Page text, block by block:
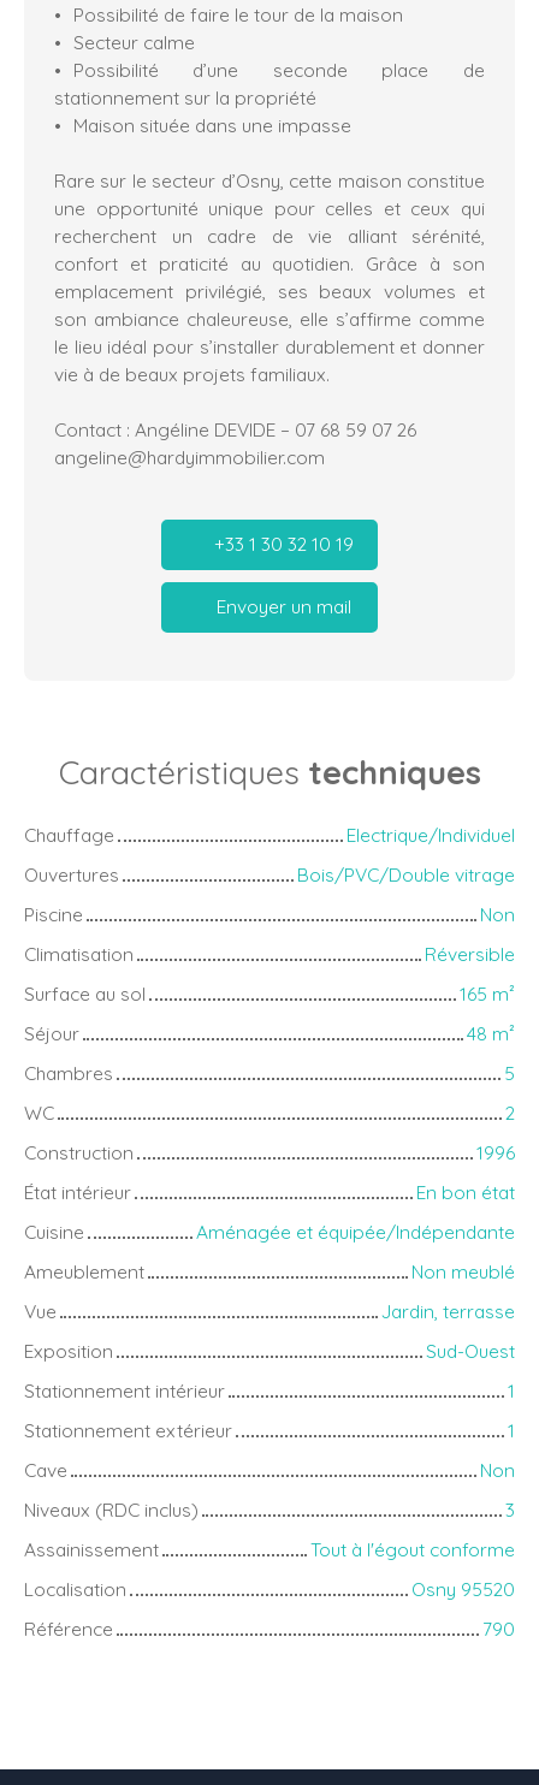
Possibilité de faire le tour de la maison
Secteur calme
Possibilité d’une seconde place de
stationnement sur la propriété
Maison située dans une impasse
Rare sur le secteur d’Osny, cette maison constitue
une opportunité unique pour celles et ceux qui
recherchent un cadre de vie alliant sérénité,
confort et praticité au quotidien. Grâce à son
emplacement privilégié, ses beaux volumes et
son ambiance chaleureuse, elle s’affirme comme
le lieu idéal pour s’installer durablement et donner
vie à de beaux projets familiaux.
Contact : Angéline DEVIDE – 07 68 59 07 26
angeline@hardyimmobilier.com
+33 1 30 32 10 19
Envoyer un mail
Caractéristiques techniques
Chauffage
Electrique/Individuel
Ouvertures
Bois/PVC/Double vitrage
Piscine
Non
Climatisation
Réversible
Surface au sol
165 m²
Séjour
48 m²
Chambres
5
WC
2
Construction
1996
État intérieur
En bon état
Cuisine
Aménagée et équipée/Indépendante
Ameublement
Non meublé
Vue
Jardin, terrasse
Exposition
Sud-Ouest
Stationnement intérieur
1
Stationnement extérieur
1
Cave
Non
Niveaux (RDC inclus)
3
Assainissement
Tout à l'égout conforme
Localisation
Osny 95520
Référence
790